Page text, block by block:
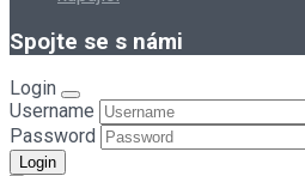
Spojte se s námi
Login
Username
Password